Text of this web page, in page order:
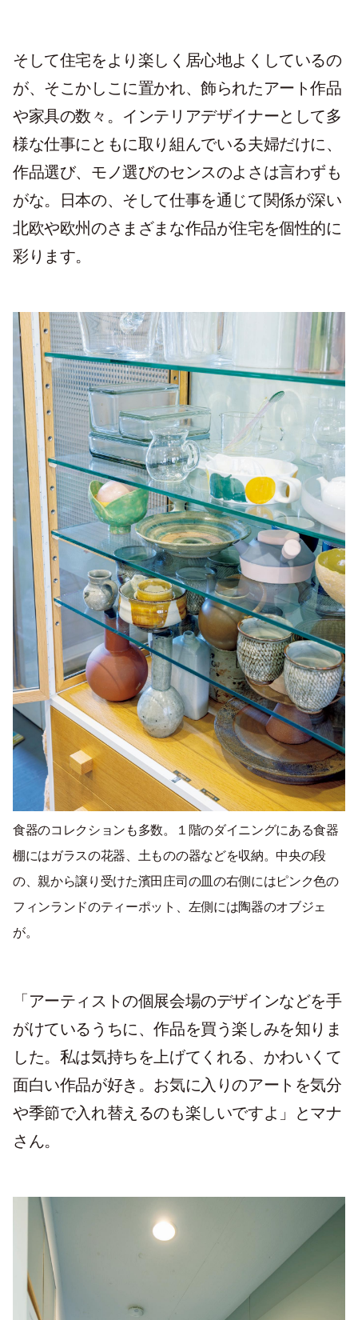
そして住宅をより楽しく居心地よくしているの
が、そこかしこに置かれ、飾られたアート作品
や家具の数々。インテリアデザイナーとして多
様な仕事にともに取り組んでいる夫婦だけに、
作品選び、モノ選びのセンスのよさは言わずも
がな。日本の、そして仕事を通じて関係が深い
北欧や欧州のさまざまな作品が住宅を個性的に
彩ります。
食器のコレクションも多数。１階のダイニングにある食器
棚にはガラスの花器、土ものの器などを収納。中央の段
の、親から譲り受けた濱田庄司の皿の右側にはピンク色の
フィンランドのティーポット、左側には陶器のオブジェ
が。
「アーティストの個展会場のデザインなどを手
がけているうちに、作品を買う楽しみを知りま
した。私は気持ちを上げてくれる、かわいくて
面白い作品が好き。お気に入りのアートを気分
や季節で入れ替えるのも楽しいですよ」とマナ
さん。